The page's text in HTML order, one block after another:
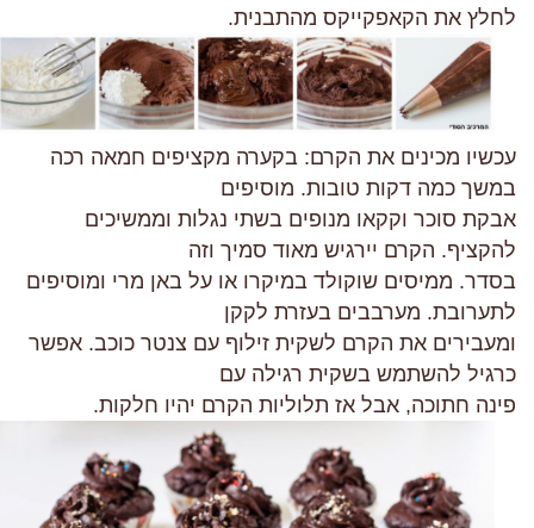
לחלץ את הקאפקייקס מהתבנית.
עכשיו מכינים את הקרם: בקערה מקציפים חמאה רכה
במשך כמה דקות טובות. מוסיפים
אבקת סוכר וקקאו מנופים בשתי נגלות וממשיכים
להקציף. הקרם יירגיש מאוד סמיך וזה
בסדר. ממיסים שוקולד במיקרו או על באן מרי ומוסיפים
לתערובת. מערבבים בעזרת לקקן
ומעבירים את הקרם לשקית זילוף עם צנטר כוכב. אפשר
כרגיל להשתמש בשקית רגילה עם
פינה חתוכה, אבל אז תלוליות הקרם יהיו חלקות.